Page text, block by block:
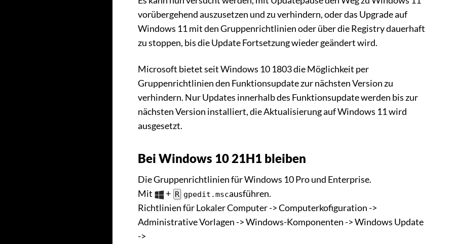
vorübergehend auszusetzen und zu verhindern, oder das Upgrade auf
Windows 11 mit den Gruppenrichtlinien oder über die Registry dauerhaft
zu stoppen, bis die Update Fortsetzung wieder geändert wird.
Microsoft bietet seit Windows 10 1803 die Möglichkeit per
Gruppenrichtlinien den Funktionsupdate zur nächsten Version zu
verhindern. Nur Updates innerhalb des Funktionsupdate werden bis zur
nächsten Version installiert, die Aktualisierung auf Windows 11 wird
ausgesetzt.
Bei Windows 10 21H1 bleiben
Die Gruppenrichtlinien für Windows 10 Pro und Enterprise.
Mit
+ R gpedit.mscausführen.
Richtlinien für Lokaler Computer -> Computerkofiguration ->
Administrative Vorlagen -> Windows-Komponenten -> Windows Update
->